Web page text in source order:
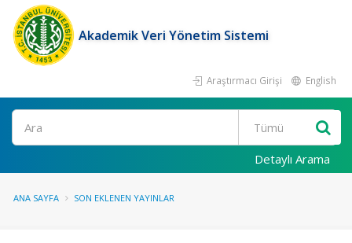
Akademik Veri Yönetim Sistemi
Araştırmacı Girişi English
Ara
Detaylı Arama
ANA SAYFA SON EKLENEN YAYINLAR